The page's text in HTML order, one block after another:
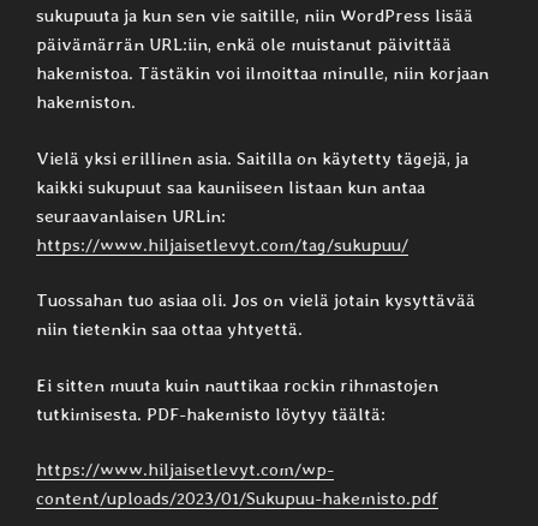
sukupuuta ja kun sen vie saitille, niin WordPress lisää
päivämärrän URL:iin, enkä ole muistanut päivittää
hakemistoa. Tästäkin voi ilmoittaa minulle, niin korjaan
hakemiston.
Vielä yksi erillinen asia. Saitilla on käytetty tägejä, ja
kaikki sukupuut saa kauniiseen listaan kun antaa
seuraavanlaisen URLin:
https://www.hiljaisetlevyt.com/tag/sukupuu/
Tuossahan tuo asiaa oli. Jos on vielä jotain kysyttävää
niin tietenkin saa ottaa yhtyettä.
Ei sitten muuta kuin nauttikaa rockin rihmastojen
tutkimisesta. PDF-hakemisto löytyy täältä:
https://www.hiljaisetlevyt.com/wp-
content/uploads/2023/01/Sukupuu-hakemisto.pdf